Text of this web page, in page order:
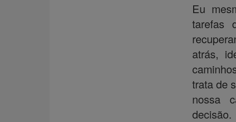
Eu
tarefas
atrás,
trata de
nossa
decisão.